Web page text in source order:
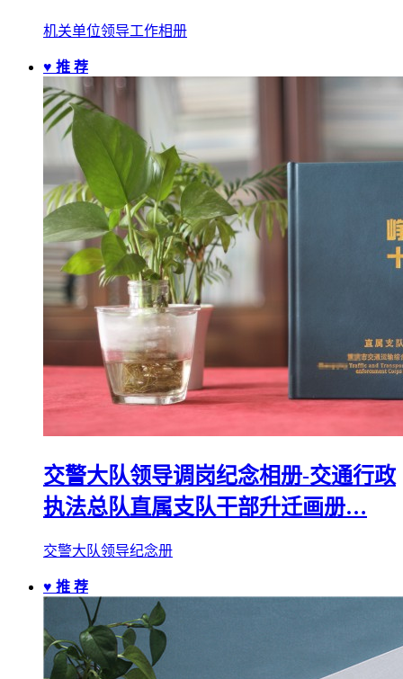
机关单位领导工作相册
♥ 推 荐
交警大队领导调岗纪念相册-交通行政
执法总队直属支队干部升迁画册…
交警大队领导纪念册
♥ 推 荐